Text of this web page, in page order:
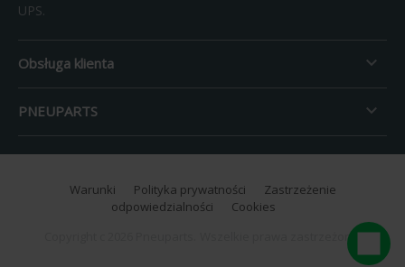
UPS.
Obsługa klienta 
PNEUPARTS 
Warunki Polityka prywatności
Zastrzeżenie
odpowiedzialności
Cookies
Wszelkie prawa zastrzeżone.